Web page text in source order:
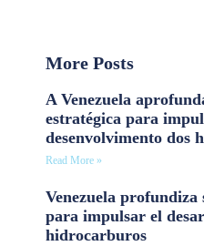
More Posts
A Venezuela
estratégica para
desenvolvimento dos
Read More »
Venezuela profundiza
para impulsar el
hidrocarburos